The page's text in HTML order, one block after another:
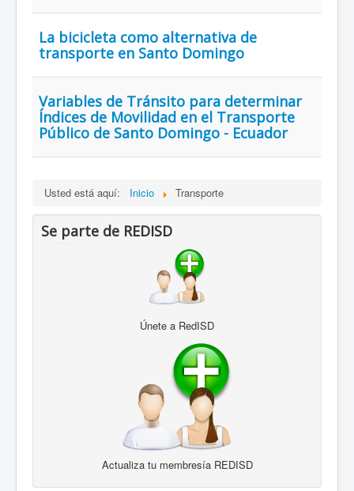
La bicicleta como alternativa de
transporte en Santo Domingo
Variables de Tránsito para determinar
Índices de Movilidad en el Transporte
Público de Santo Domingo - Ecuador
Usted está aquí: Inicio Transporte
Se parte de REDISD
Únete a RedISD
Actualiza tu membresía REDISD